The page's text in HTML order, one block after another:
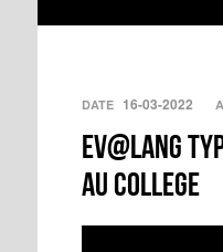
DATE 16-03-2022
EV@LANG
AU COLLEGE